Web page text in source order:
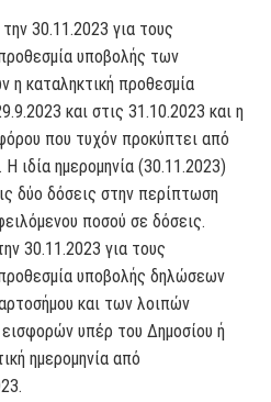
30.11.2023 για τους
υποβολής των
καταληκτική προθεσμία
και στις 31.10.2023 και η
που τυχόν προκύπτει από
ιδία ημερομηνία (30.11.2023)
δύο δόσεις στην περίπτωση
ποσού σε δόσεις.
30.11.2023 για τους
υποβολής δηλώσεων
και των λοιπών
υπέρ του Δημοσίου ή
ημερομηνία από